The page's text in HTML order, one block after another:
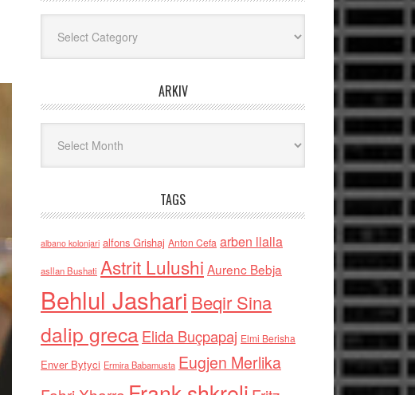
ARKIV
TAGS
albano kolonjari alfons Grishaj Anton Cefa arben llalla
asllan Bushati Astrit Lulushi Aurenc Bebja
Behlul Jashari Beqir Sina
dalip grecaElida Buçpapaj Elmi Berisha
Enver Bytyci Ermira Babamusta Eugjen Merlika